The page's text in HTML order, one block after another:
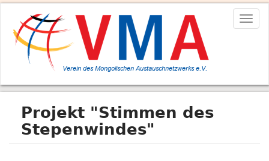
Inhalt
Projekt "Stimmen des
Stepenwindes"